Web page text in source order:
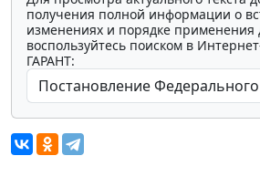
получения полной информации о
изменениях и порядке применения
воспользуйтесь поиском в
ГАРАНТ: